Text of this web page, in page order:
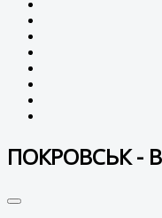
ПОКРОВСЬК -